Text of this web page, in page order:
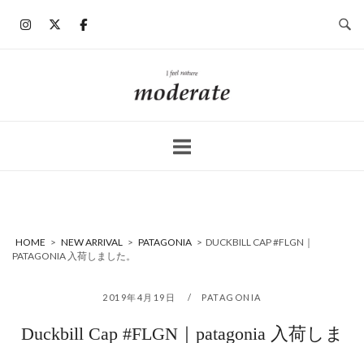
ホ
ー
HOME > NEW ARRIVAL > PATAGONIA > DUCKBILL CAP #FLGN｜
PATAGONIA 入荷しました。
2019年4月19日 PATAGONIA
Duckbill Cap #FLGN｜patagonia 入荷しま